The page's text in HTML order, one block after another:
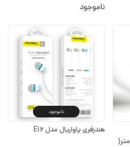
کابل 5 آمپر( گارانتی تعویض یکناموجود
پاواریال مدل DC-165 طول 1 متر(
ناموجود
هندزفری پاواریال مدل E16